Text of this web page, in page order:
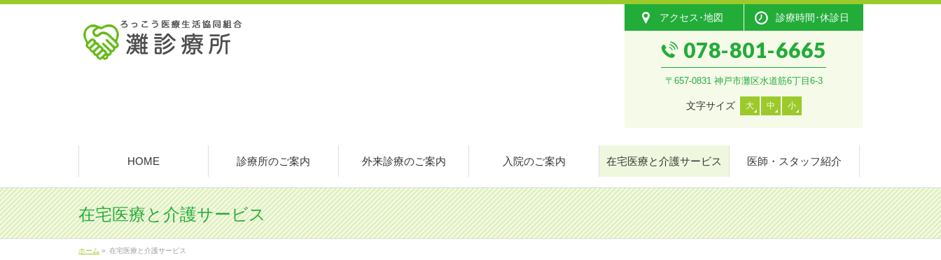
アクセス･地図 診療時間･休診日
078-801-6665
〒657-0831 神戸市灘区水道筋6丁目6-3
文字サイズ 大 中 小
HOME 診療所のご案内 外来診療のご案内 入院のご案内 在宅医療と介護サービス 医師・スタッフ紹介
在宅医療と介護サービス
ホーム » 在宅医療と介護サービス